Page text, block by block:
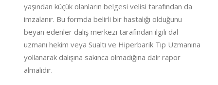
yaşından küçük olanların belgesi velisi tarafından da
imzalanır. Bu formda belirli bir hastalığı olduğunu
beyan edenler dalış merkezi tarafından ilgili dal
uzmanı hekim veya Sualtı ve Hiperbarik Tıp Uzmanına
yollanarak dalışına sakınca olmadığına dair rapor
almalıdır.